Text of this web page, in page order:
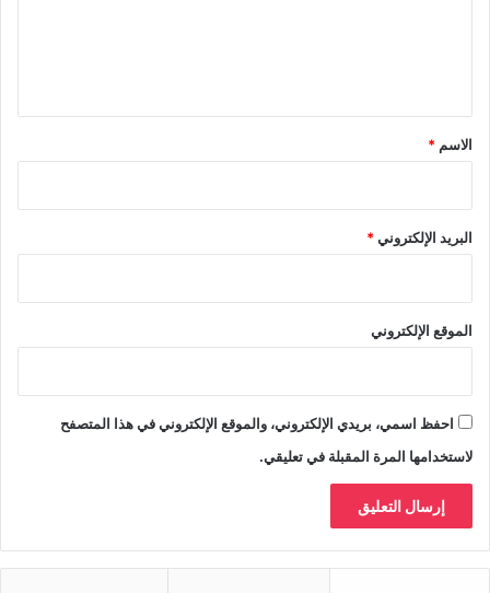
*
الاسم *
البريد الإلكتروني*
الموقع الإلكتروني
احفظ اسمي، بريدي الإلكتروني، والموقع الإلكتروني في هذا المتصفح
لاستخدامها المرة المقبلة في تعليقي.